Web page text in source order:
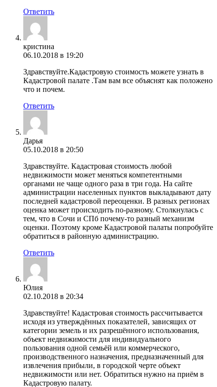
Ответить
кристина
06.10.2018 в 19:20
Здравствуйте.Кадастровую стоимость можете узнать в
Кадастровой палате .Там вам все объяснят как положено
что и почем.
Ответить
Дарья
05.10.2018 в 20:50
Здравствуйте. Кадастровая стоимость любой
недвижимости может меняться компетентными
органами не чаще одного раза в три года. На сайте
администрации населенных пунктов выкладывают дату
последней кадастровой переоценки. В разных регионах
оценка может происходить по-разному. Столкнулась с
тем, что в Сочи и СПб почему-то разный механизм
оценки. Поэтому кроме Кадастровой палаты попробуйте
обратиться в районную администрацию.
Ответить
Юлия
02.10.2018 в 20:34
Здравствуйте! Кадастровая стоимость рассчитывается
исходя из утверждённых показателей, зависящих от
категории земель и их разрешённого использования,
объект недвижимости для индивидуального
пользования одной семьёй или коммерческого,
производственного назначения, предназначенный для
извлечения прибыли, в городской черте объект
недвижимости или нет. Обратиться нужно на приём в
Кадастровую палату.